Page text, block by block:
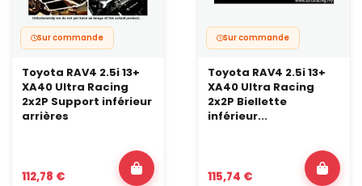
Sur commande
Toyota RAV4 2.5i 13+
XA40 Ultra Racing
2x2P Support inférieur
arrières
112,78 €
Sur commande
Toyota RAV4 2.5i 13+
XA40 Ultra Racing
2x2P Biellette
inférieur...
115,74 €